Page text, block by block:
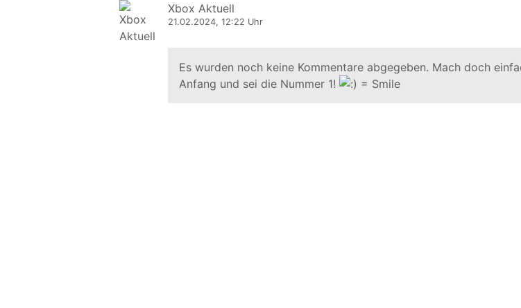
Xbox Aktuell
21.02.2024, 12:22 Uhr
Es wurden noch keine Kommentare abgegeben. Mach doch
Anfang und sei die Nummer 1!